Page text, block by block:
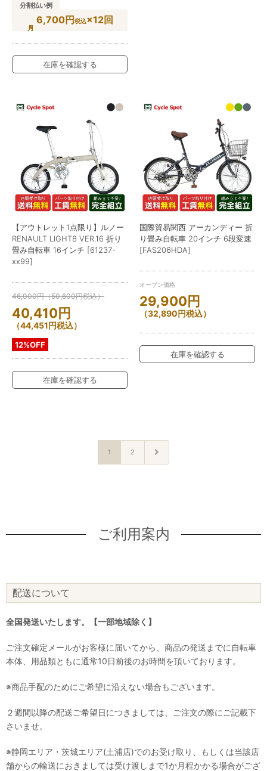
分割払い例
6,700円税込×12回
在庫を確認する
【アウトレット1点限り】ルノー
RENAULT LIGHT8 VER.16 折り
畳み自転車 16インチ [61237-
xx99]
46,000円（50,600円税込）
40,410円
（44,451円税込）
12%OFF
在庫を確認する
国際貿易関西 アーカンディー 折
り畳み自転車 20インチ 6段変速
[FAS206HDA]
オープン価格
29,900円
（32,890円税込）
在庫を確認する
1 2
ご利用案内
配送について
全国発送いたします。【一部地域除く】
ご注文確定メールがお客様に届いてから、商品の発送までに自転車
本体、用品類ともに通常10日前後のお時間を頂いております。
※商品手配のためにご希望に沿えない場合もございます。
２週間以降の配送ご希望日につきましては、ご注文の際にご記載下
さいませ。
※静岡エリア・茨城エリア(土浦店)でのお受け取り、もしくは当該店
舗からの輸送におきましては受け渡しまで1か月程かかる場合がござ